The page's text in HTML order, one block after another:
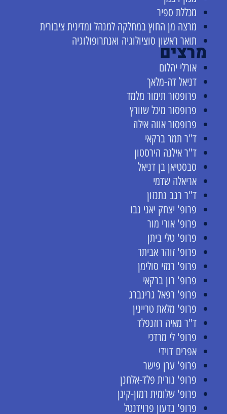
מכללת ספיר
מרצה מן החוץ במחלקה למנהל ומדינית ציבורית
תואר ראשון סוציולוגיה ואנתרופולוגיה
מרצים
אורלי יהלום
דניאל דה-מלאך
פרופסור תימור מלמד
פרופסור מיכל שוורץ
פרופסור אווה אילוז
ד"ר תמר ברקאי
ד"ר אילנה הירסטון
סבסטיאן בן דניאל
אריאלה שדמי
ד"ר רגב נתנזון
פרופ' יצחק יאני נבו
פרופ' אורי מור
פרופ' טלי ביתן
פרופ' זוהר אביתר
פרופ' רמזי סולימן
פרופ' רון ברקאי
פרופ' רפאל גרינברג
פרופ' מלאת טריינין
ד"ר מאיה רוזנפלד
פרופ' לי מרדכי
אפרים דוידי
פרופ' ערן פישר
פרופ' נורית פלד-אלחנן
פרופ' שלומית רמון-קינן
פרופ' גדעון פרוידנטל